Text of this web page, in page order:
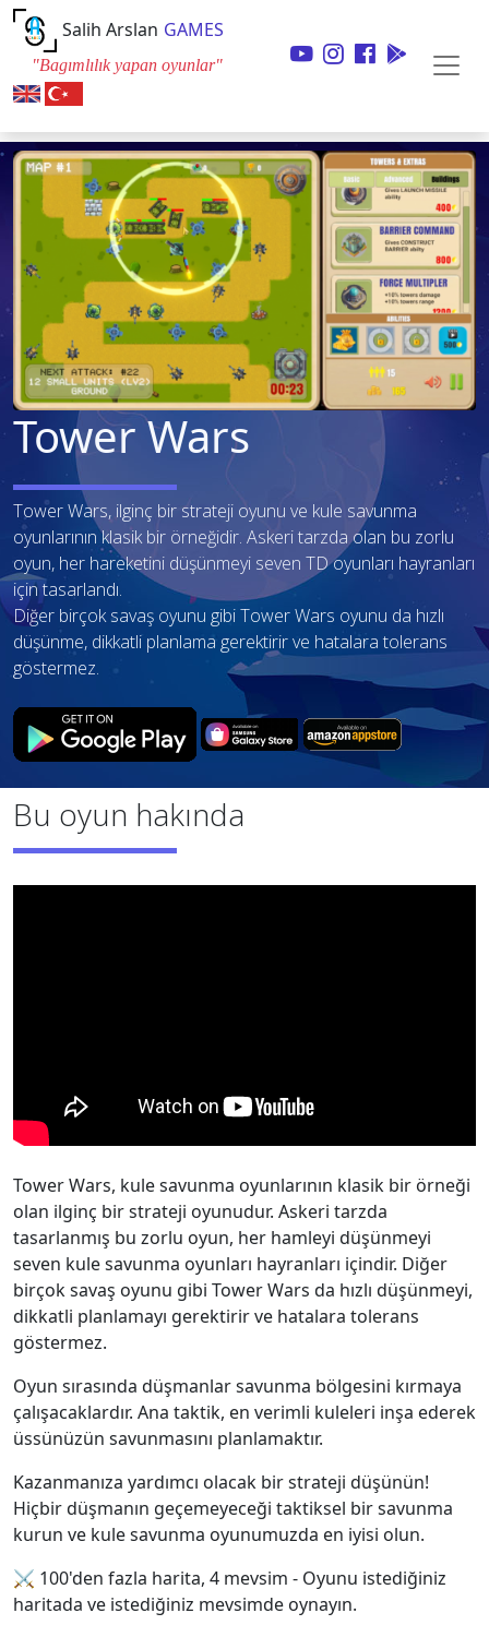
Salih Arslan GAMES
"Bagımlılık yapan oyunlar"
Tower Wars
Tower Wars, ilginç bir strateji oyunu ve kule savunma
oyunlarının klasik bir örneğidir. Askeri tarzda olan bu zorlu
oyun, her hareketini düşünmeyi seven TD oyunları hayranları
için tasarlandı.
Diğer birçok savaş oyunu gibi Tower Wars oyunu da hızlı
düşünme, dikkatli planlama gerektirir ve hatalara tolerans
göstermez.
Bu oyun hakında
Tower Wars, kule savunma oyunlarının klasik bir örneği
olan ilginç bir strateji oyunudur. Askeri tarzda
tasarlanmış bu zorlu oyun, her hamleyi düşünmeyi
seven kule savunma oyunları hayranları içindir. Diğer
birçok savaş oyunu gibi Tower Wars da hızlı düşünmeyi,
dikkatli planlamayı gerektirir ve hatalara tolerans
göstermez.
Oyun sırasında düşmanlar savunma bölgesini kırmaya
çalışacaklardır. Ana taktik, en verimli kuleleri inşa ederek
üssünüzün savunmasını planlamaktır.
Kazanmanıza yardımcı olacak bir strateji düşünün!
Hiçbir düşmanın geçemeyeceği taktiksel bir savunma
kurun ve kule savunma oyunumuzda en iyisi olun.
⚔ 100'den fazla harita, 4 mevsim - Oyunu istediğiniz
haritada ve istediğiniz mevsimde oynayın.